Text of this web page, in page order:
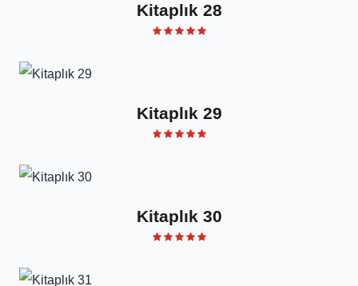
Kitaplık 28
Kitaplık 29
Kitaplık 30